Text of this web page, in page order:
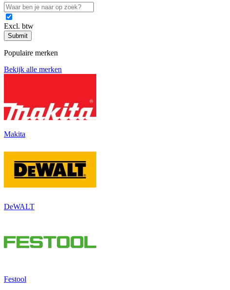
Excl. btw
Submit
Populaire merken
Bekijk alle merken
Makita
DeWALT
Festool